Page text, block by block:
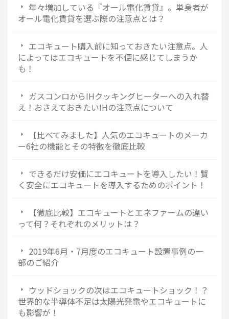
年々増加している『オール電化賃貸』。単身者が
オール電化賃貸を選ぶ際の注意点とは？
エコキュート購入前に知っておきたい注意点。人
によってはエコキュートを不便に感じてしまうか
も！
ガスコンロからIHクッキングヒーターへの入れ替
え！おさえておきたいIHの注意点について
【比べてみました】人気のエコキュートのメーカ
ー6社の機能とその特徴を徹底比較
できるだけ安価にエコキュートを導入したい！賢
く安全にエコキュートを導入するためのポイント！
【徹底比較】エコキュートとエネファームの違い
って何？それぞれのメリットは？
2019年6月・7月度のエコキュート設置事例の一
部のご紹介
ウッドショックの次はエコキュートショック！？
世界的な半導体不足は太陽光発電やエコキュートに
も影響が！